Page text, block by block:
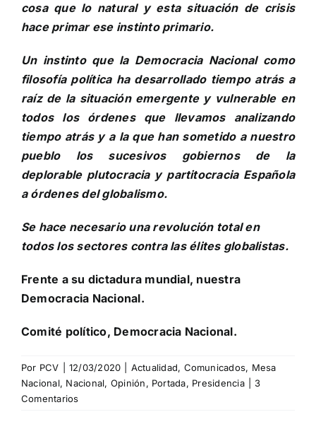
cosa que lo natural y esta situación de crisis
hace primar ese instinto primario.
Un instinto que la Democracia Nacional como
filosofía política ha desarrollado tiempo atrás a
raíz de la situación emergente y vulnerable en
todos los órdenes que llevamos analizando
tiempo atrás y a la que han sometido a nuestro
pueblo los sucesivos gobiernos de la
deplorable plutocracia y partitocracia Española
a órdenes del globalismo.
Se hace necesario una revolución total en
todos los sectores contra las élites globalistas.
Frente a su dictadura mundial, nuestra
Democracia Nacional.
Comité político, Democracia Nacional.
Por PCV 12/03/2020 Actualidad, Comunicados, Mesa
Nacional, Nacional, Opinión, Portada, Presidencia
3
Comentarios